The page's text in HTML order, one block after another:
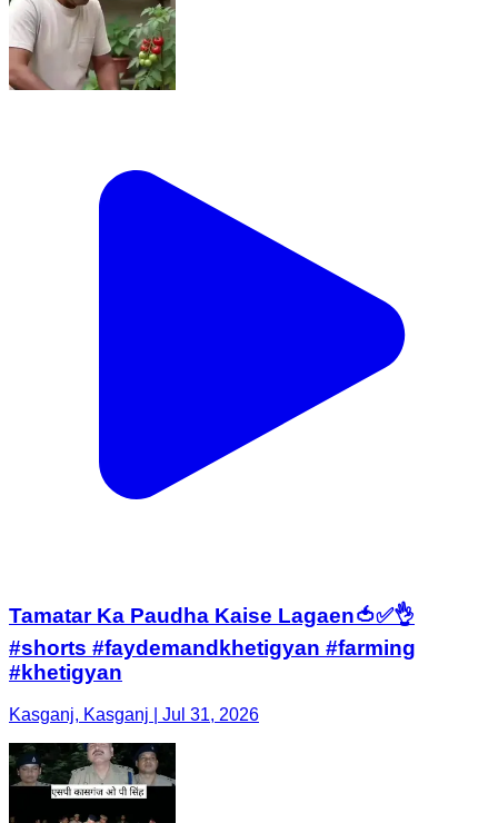
Tamatar Ka Paudha Kaise Lagaen🍅✅️👌
#shorts #faydemandkhetigyan #farming
#khetigyan
Kasganj, Kasganj | Jul 31, 2026